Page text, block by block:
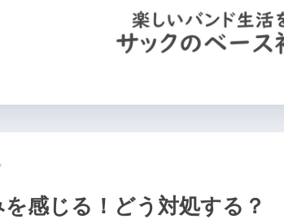
感じる！どう対処する？